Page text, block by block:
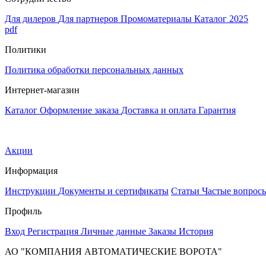
Для дилеров Для партнеров Промоматериалы Каталог 2025
pdf
Политики
Политика обработки персональных данных
Интернет-магазин
Каталог Оформление заказа Доставка и оплата Гарантия
Акции
Информация
Инструкции Документы и сертификаты Статьи Частые
Профиль
Вход Регистрация Личные данные Заказы История
АО "КОМПАНИЯ АВТОМАТИЧЕСКИЕ ВОРОТА"